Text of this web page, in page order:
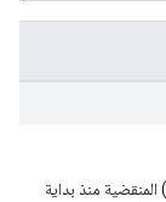
تمثّل هذه السمة عدد ثواني التوقيت العالمي المنسق (UTC) المنقضية منذ بداية